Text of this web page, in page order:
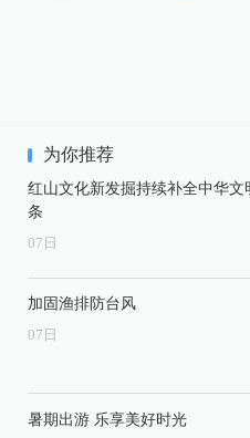
为你推荐
红山文化新发掘持续补全中华文
条
07 日
加固渔排防台风
07 日
暑期出游 乐享美好时光